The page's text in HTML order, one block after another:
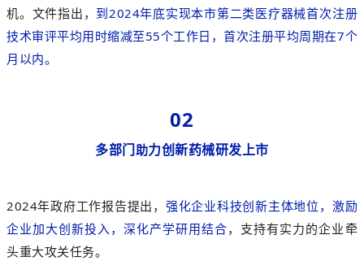
机。文件指出 ， 到2024年底实现本市第二类医疗器械首次注册
技术审评平均用时缩减至55个工作日，首次注册平均周期在7个
月以内。
02
多部门助力创新药械研发上市
2024年政府工作报告提出， 强化企业科技创新主体地位，激励
企业加大创新投入，深化产学研用结合，支持有实力的企业牵
头重大攻关任务。